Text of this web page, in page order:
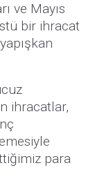
ve Mayıs
bir ihracat
ihracatlar,
para